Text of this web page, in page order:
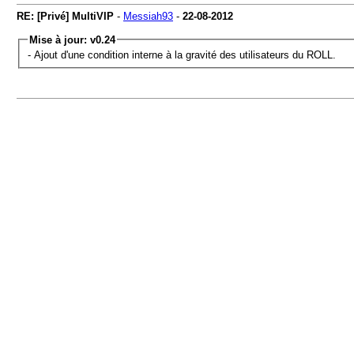
RE: [Privé] MultiVIP - Messiah93 - 22-08-2012
Mise à jour: v0.24
- Ajout d'une condition interne à la gravité des utilisateurs du ROLL.